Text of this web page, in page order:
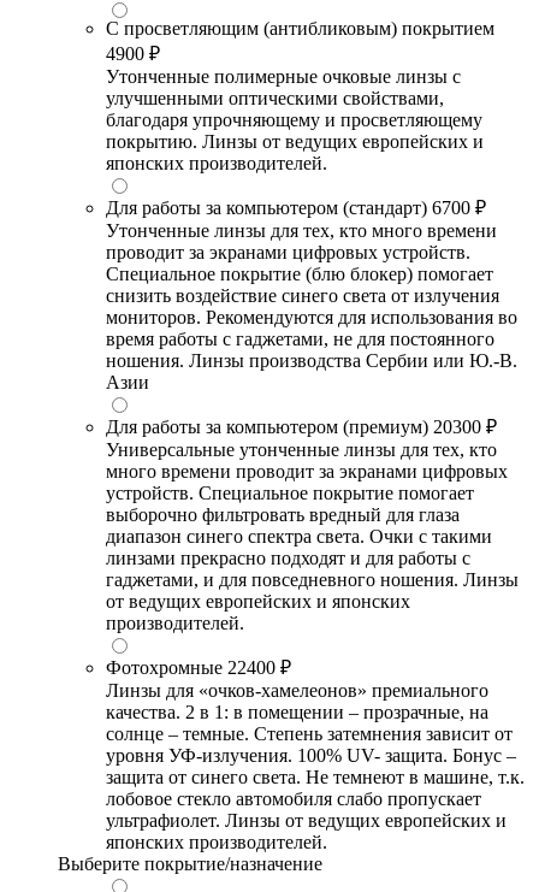
С просветляющим (антибликовым) покрытием
4900 ₽
Утонченные полимерные очковые линзы с
улучшенными оптическими свойствами,
благодаря упрочняющему и просветляющему
покрытию. Линзы от ведущих европейских и
японских производителей.
Для работы за компьютером (стандарт) 6700 ₽
Утонченные линзы для тех, кто много времени
проводит за экранами цифровых устройств.
Специальное покрытие (блю блокер) помогает
снизить воздействие синего света от излучения
мониторов. Рекомендуются для использования во
время работы с гаджетами, не для постоянного
ношения. Линзы производства Сербии или Ю.-В.
Азии
Для работы за компьютером (премиум) 20300 ₽
Универсальные утонченные линзы для тех, кто
много времени проводит за экранами цифровых
устройств. Специальное покрытие помогает
выборочно фильтровать вредный для глаза
диапазон синего спектра света. Очки с такими
линзами прекрасно подходят и для работы с
гаджетами, и для повседневного ношения. Линзы
от ведущих европейских и японских
производителей.
Фотохромные 22400 ₽
Линзы для «очков-хамелеонов» премиального
качества. 2 в 1: в помещении – прозрачные, на
солнце – темные. Степень затемнения зависит от
уровня УФ-излучения. 100% UV- защита. Бонус –
защита от синего света. Не темнеют в машине, т.к.
лобовое стекло автомобиля слабо пропускает
ультрафиолет. Линзы от ведущих европейских и
японских производителей.
Выберите покрытие/назначение